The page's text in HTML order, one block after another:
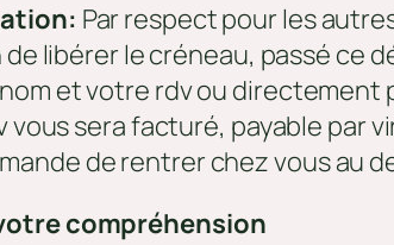
Par respect pour les
de libérer le créneau, passé ce
et votre rdv ou
vous sera facturé, payable
de rentrer chez vous au
compréhension